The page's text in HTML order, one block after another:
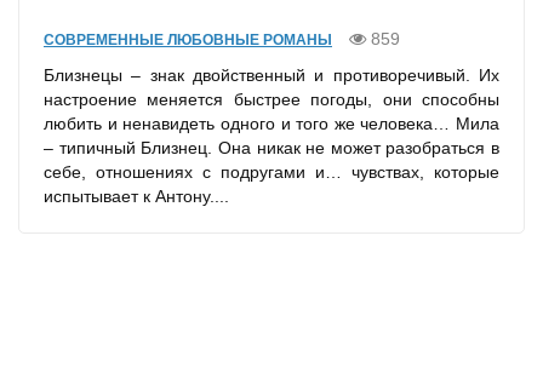
СОВРЕМЕННЫЕ ЛЮБОВНЫЕ РОМАНЫ
859
Близнецы – знак двойственный и противоречивый. Их
настроение меняется быстрее погоды, они способны
любить и ненавидеть одного и того же человека… Мила
– типичный Близнец. Она никак не может разобраться в
себе, отношениях с подругами и… чувствах, которые
испытывает к Антону....